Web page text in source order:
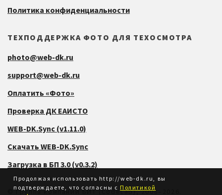
Политика конфиденциальности
ТЕХПОДДЕРЖКА ФОТО ДЛЯ ТЕХОСМОТРА
photo@web-dk.ru
support@web-dk.ru
Оплатить «Фото»
Проверка ДК ЕАИСТО
WEB-DK.Sync (v1.11.0)
Скачать WEB-DK.Sync
Загрузка в БП 3.0 (v0.3.2)
©Группа компаний БИТ(CodeLab), 2008–2026.
Продолжая использовать http://web-dk.ru, вы
подтверждаете, что согласны с Политикой